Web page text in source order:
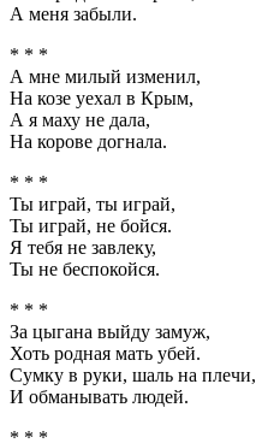
А меня забыли.
* * *
А мне милый изменил,
На козе уехал в Крым,
А я маху не дала,
На корове догнала.
* * *
Ты играй, ты играй,
Ты играй, не бойся.
Я тебя не завлеку,
Ты не беспокойся.
* * *
За цыгана выйду замуж,
Хоть родная мать убей.
Сумку в руки, шаль на плечи,
И обманывать людей.
* * *